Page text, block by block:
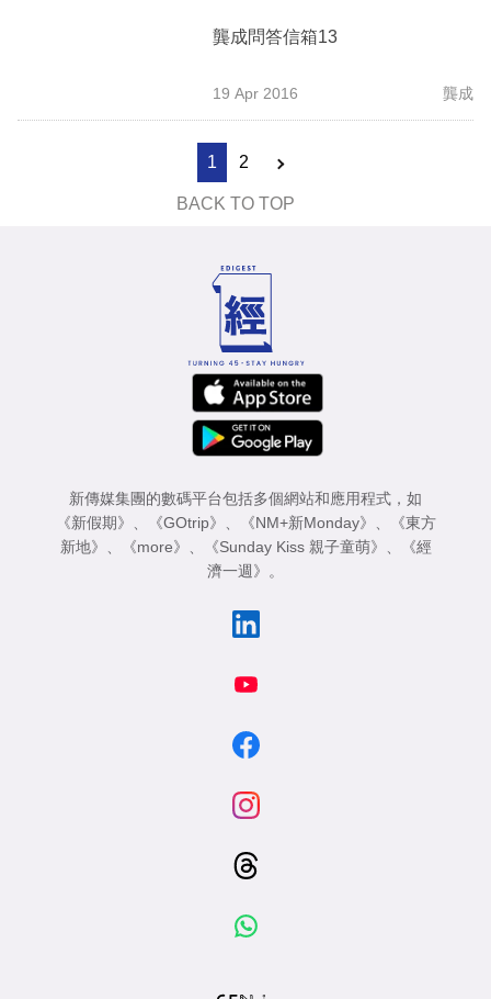
龔成問答信箱13
19 Apr 2016 龔成
1 2
BACK TO TOP
新傳媒集團的數碼平台包括多個網站和應用程式，如
《新假期》 、 《GOtrip》 、 《NM+新Monday》 、
《東方
新地》 、 《more》 、 《Sunday Kiss 親子童萌》 、
《經
濟一週》 。